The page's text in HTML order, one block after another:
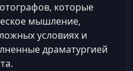
которые
мышление,
условиях и
драматургией